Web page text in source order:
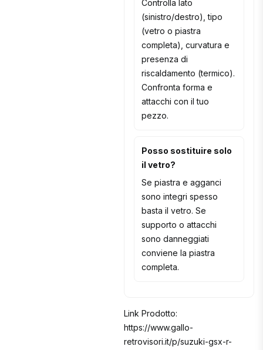
Controlla lato
(sinistro/destro), tipo
(vetro o piastra
completa), curvatura e
presenza di
riscaldamento (termico).
Confronta forma e
attacchi con il tuo
pezzo.
Posso sostituire solo
il vetro?
Se piastra e agganci
sono integri spesso
basta il vetro. Se
supporto o attacchi
sono danneggiati
conviene la piastra
completa.
Link Prodotto:
https://www.gallo-
retrovisori.it/p/suzuki-gsx-r-